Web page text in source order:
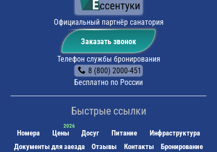
до ж/д вокзала г. Ессентуки. Выход из
последнего вагона по ходу следования поезда. С
железнодорожной платформы повернуть направо (к
бывшему кинотеатру "Дружба"), пройти 15 метров и
пересечь площадь. На противоположной стороне
площади имеется остановка маршрутных такси. На
маршрутном такси № 9 или № 21 проследовать до
остановки "Грязелечебница" (следующая после "Ж/д
вокзала"). Маршрутные такси ходят каждые 10-15
минут (последнее – в 21.00). Длительность поездки
около 3 минут.
Официальный партнёр санатория
Заказать звонок
Телефон службы бронирования
8 (800) 2000-451
Бесплатно по России
Быстрые ссылки
Номера Цены Досуг Питание
Инфраструктура
Документы для заезда
Отзывы Контакты Бронирование